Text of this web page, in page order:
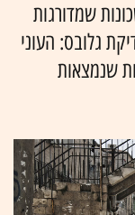
שמדורגות
עולה מבדיקת גלובס: העוני
שנמצאות